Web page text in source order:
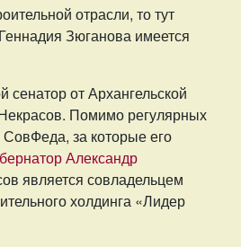
отрасли, то тут
Зюганова имеется
от Архангельской
Помимо регулярных
СовФеда, за которые его
Александр
является совладельцем
холдинга «Лидер